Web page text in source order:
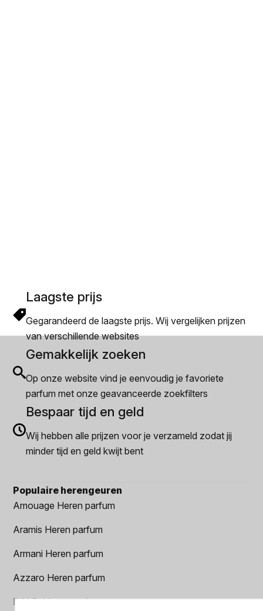
Laagste prijs
Gegarandeerd de laagste prijs. Wij vergelijken prijzen
van verschillende websites
Gemakkelijk zoeken
Op onze website vind je eenvoudig je favoriete
parfum met onze geavanceerde zoekfilters
Bespaar tijd en geld
Wij hebben alle prijzen voor je verzameld zodat jij
minder tijd en geld kwijt bent
Populaire herengeuren
Amouage Heren parfum
Aramis Heren parfum
Armani Heren parfum
Azzaro Heren parfum
BALR. Heren parfum